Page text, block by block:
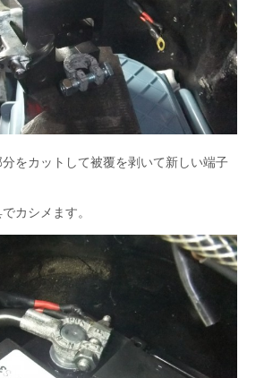
をカットして被覆を剥いて新しい端子
カシメます。